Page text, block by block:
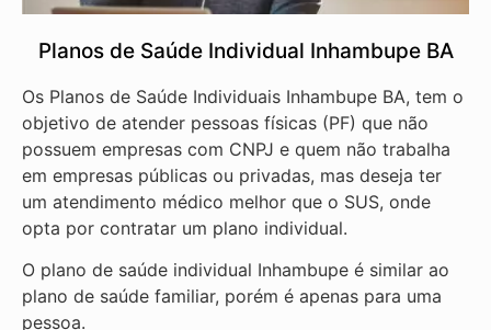
Planos de Saúde Individual Inhambupe BA
Os Planos de Saúde Individuais Inhambupe BA, tem o
objetivo de atender pessoas físicas (PF) que não
possuem empresas com CNPJ e quem não trabalha
em empresas públicas ou privadas, mas deseja ter
um atendimento médico melhor que o SUS, onde
opta por contratar um plano individual.
O plano de saúde individual Inhambupe é similar ao
plano de saúde familiar, porém é apenas para uma
pessoa.